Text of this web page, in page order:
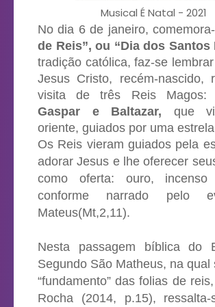
Musical É Natal - 2021
No dia 6 de janeiro,
de Reis”, ou “Dia dos Santos
tradição católica, faz-se
Jesus Cristo, recém-nascido,
visita de três Reis Magos:
Gaspar e Baltazar, que
oriente, guiados por uma
Os Reis vieram guiados pela
adorar Jesus e lhe oferecer
como oferta: ouro,
conforme narrado pelo
Mateus(Mt,2,11).
Nesta passagem bíblica do
Segundo São Matheus, na qual
“fundamento” das folias de
Rocha (2014, p.15), ressalta-